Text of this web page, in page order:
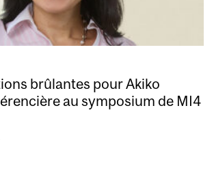
brûlantes pour Akiko
au symposium de MI4